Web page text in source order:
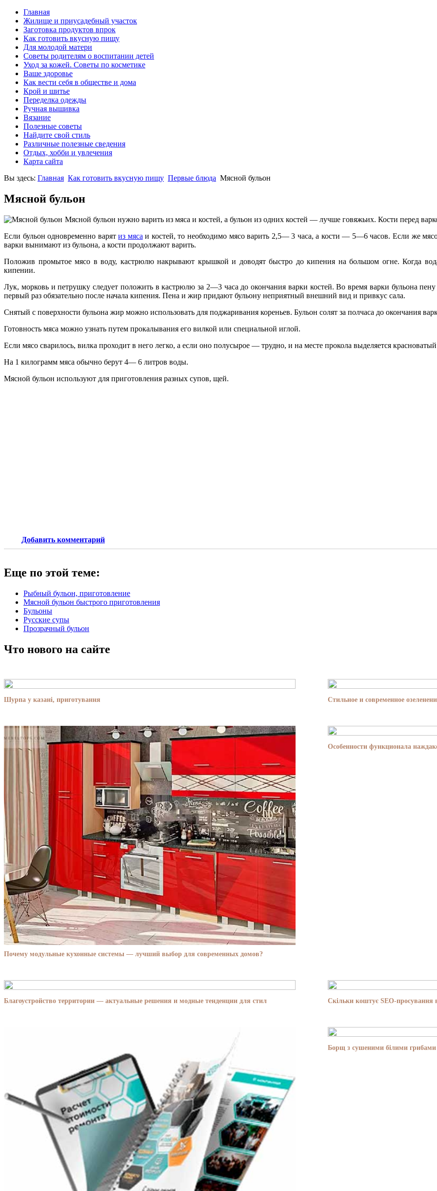
Главная
Жилище и приусадебный участок
Заготовка продуктов впрок
Как готовить вкусную пищу
Для молодой матери
Советы родителям о воспитании детей
Уход за кожей. Советы по косметике
Ваше здоровье
Как вести себя в обществе и дома
Крой и шитье
Переделка одежды
Ручная вышивка
Вязание
Полезные советы
Найдите свой стиль
Различные полезные сведения
Отдых, хобби и увлечения
Карта сайта
Вы здесь: Главная Как готовить вкусную пищу Первые блюда Мясной бульон
Мясной бульон
Мясной бульон нужно варить из мяса и костей, а бульон из одних ко­стей — лучше говяжьих. Кости перед
Если бульон одновременно варятиз мяса и костей, то необходимо мясо варить 2,5— 3 часа, а кости — 5—6 часов. Если же
варки вынимают из бульона, а кости продолжают варить.
Положив промытое мясо в воду, кастрю­лю накрывают крышкой и доводят быстро до кипения на большом огне. Когда
кипении.
Лук, морковь и петрушку следует поло­жить в кастрюлю за 2—3 часа до оконча­ния варки костей. Во время варки бульона
первый раз обяза­тельно после начала кипения. Пена и жир придают бульону неприятный внешний вид и привкус сала.
Снятый с поверхности бульона жир мож­но использовать для поджаривания корень­ев. Бульон солят за полчаса до окончания
Готовность мяса можно узнать путем про­калывания его вилкой или специальной иг­лой.
Если мясо сварилось, вилка проходит в него легко, а если оно полусырое — трудно, и на месте прокола выделяется
На 1 килограмм мяса обычно берут 4— 6 литров воды.
Мясной бульон используют для приготов­ления разных супов, щей.
Добавить комментарий
Еще по этой теме:
Рыбный бульон, приготовление
Мясной бульон быстрого приготовления
Бульоны
Русские супы
Прозрачный бульон
Что нового на сайте
Шурпа у казані, приготування Стильное и современное
Почему модульные кухонные системы — лучший выбор для современных домов?
Особенности функционала
Благоустройство территории — актуальные решения и модные тенденции для стил Скільки коштує SEO-просування
Борщ з сушеними білими грибами